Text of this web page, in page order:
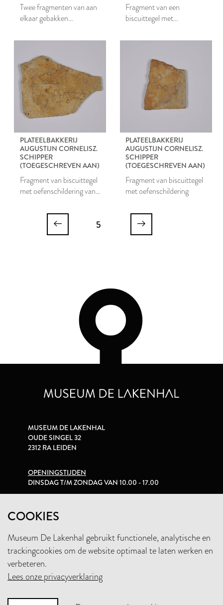
Twee fragmenten van aan
elkaar gebakken
Fragment van een
biscuittegel met
PLATEELBAKKERIJ
AUGUSTIJN CORNELISZ.
SCHIPPER
(TOEGESCHREVEN AAN)
Fragment van biscuittegel
met oefenschildering van
en een staande figuur
PLATEELBAKKERIJ
AUGUSTIJN CORNELISZ.
SCHIPPER
(TOEGESCHREVEN AAN)
Fragment van biscuittegel
met oefenschildering
5
COOKIES
Museum De Lakenhal gebruikt functionele, analytische en
trackingcookies om de website optimaal te laten werken en
verbeteren.
Lees onze privacyverklaring
MUSEUM DE LAKENHAL
OUDE SINGEL 32
2312 RA LEIDEN
OPENINGSTIJDEN
DINSDAG T/M ZONDAG VAN 10.00 - 17.00
+31 (0)71 5165360
INFO@LAKENHAL.NL
STEUN HET MUSEUM